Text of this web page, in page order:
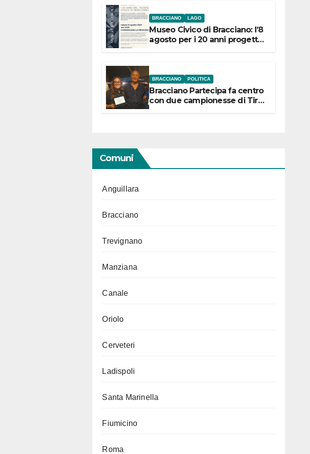
BRACCIANO LAGO
Museo Civico di Bracciano: l’8
agosto per i 20 anni progetto
BRACCIANO POLITICA
Bracciano Partecipa fa centro
con due campionesse di Tiro
Comuni
Anguillara
Bracciano
Trevignano
Manziana
Canale
Oriolo
Cerveteri
Ladispoli
Santa Marinella
Fiumicino
Roma